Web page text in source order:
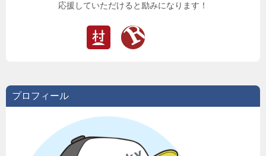
応援していただけると励みになります！
プロフィール